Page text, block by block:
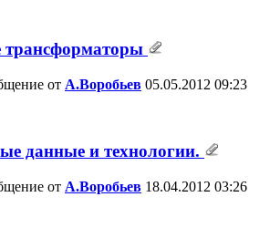
от А.Воробьев 05.05.2012 09:23
данные и технологии.
от А.Воробьев 18.04.2012 03:26